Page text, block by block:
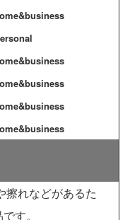
擦れなどがあるた
す。